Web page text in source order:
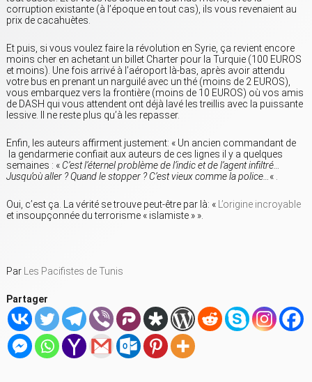
corruption existante (à l’époque en tout cas), ils vous revenaient au
prix de cacahuètes.
Et puis, si vous voulez faire la révolution en Syrie, ça revient encore
moins cher en achetant un billet Charter pour la Turquie (100 EUROS
et moins). Une fois arrivé à l’aéroport là-bas, après avoir attendu
votre bus en prenant un narguilé avec un thé (moins de 2 EUROS),
vous embarquez vers la frontière (moins de 10 EUROS) où vos amis
de DASH qui vous attendent ont déjà lavé les treillis avec la puissante
lessive. Il ne reste plus qu’à les repasser.
Enfin, les auteurs affirment justement: « Un ancien commandant de
la gendarmerie confiait aux auteurs de ces lignes il y a quelques
semaines : «C’est l’éternel problème de l’indic et de l’agent infiltré…
Jusqu’où aller ? Quand le stopper ? C’est vieux comme la police… « .
Oui, c’est ça. La vérité se trouve peut-être par là: « L’origine incroyable
et insoupçonnée du terrorisme « islamiste » ».
Par Les Pacifistes de Tunis
Partager